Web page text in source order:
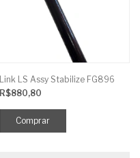
Link LS Assy Stabilize FG896
R$880,80